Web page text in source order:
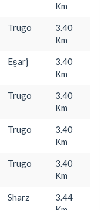
Km
Trugo
3.40
Km
Eşarj
3.40
Km
Trugo
3.40
Km
Trugo
3.40
Km
Trugo
3.40
Km
Sharz
3.44